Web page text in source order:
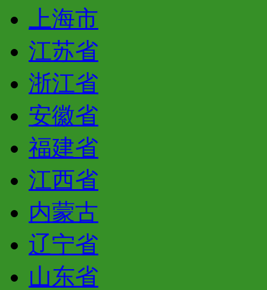
上海市
江苏省
浙江省
安徽省
福建省
江西省
内蒙古
辽宁省
山东省